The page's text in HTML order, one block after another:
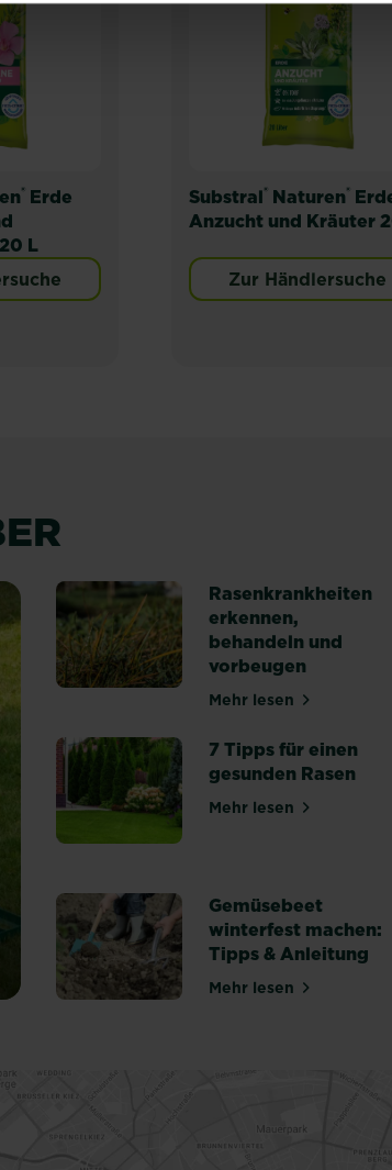
® Erde
L
Substral® Naturen®
Anzucht und Kräuter
Zur Händlersuche
aus
Rasenkrankheiten
erkennen,
behandeln und
vorbeugen
Mehr lesen
über
7 Tipps für einen
gesunden Rasen
Mehr lesenüber 7 Tipps für
Gemüsebeet
winterfest machen:
Tipps & Anleitung
Mehr lesen
über